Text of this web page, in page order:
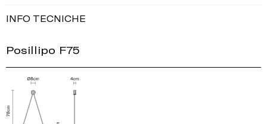
INFO TECNICHE
Posillipo F75